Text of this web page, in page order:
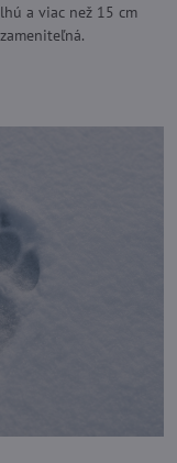
a viac než 15 cm